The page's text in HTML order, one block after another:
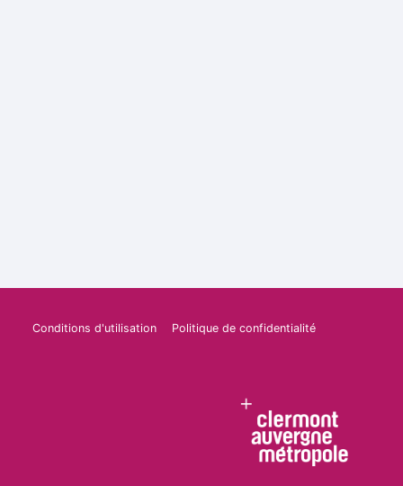
Conditions d'utilisation Politique de confidentialité